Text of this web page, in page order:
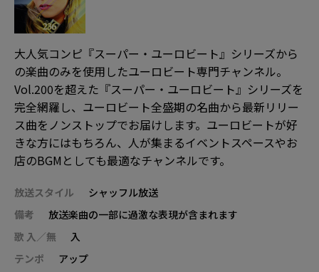
大人気コンピ『スーパー・ユーロビート』シリーズから
の楽曲のみを使用したユーロビート専門チャンネル。
Vol.200を超えた『スーパー・ユーロビート』シリーズを
完全網羅し、ユーロビート全盛期の名曲から最新リリー
ス曲をノンストップでお届けします。ユーロビートが好
きな方にはもちろん、人が集まるイベントスペースやお
店のBGMとしても最適なチャンネルです。
放送スタイル
シャッフル放送
備考
放送楽曲の一部に過激な表現が含まれます
歌 入／無
入
テンポ
アップ